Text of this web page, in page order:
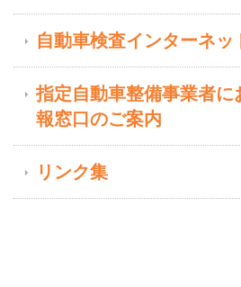
自動車検査インターネ
指定自動車整備事業者に
報窓口のご案内
リンク集